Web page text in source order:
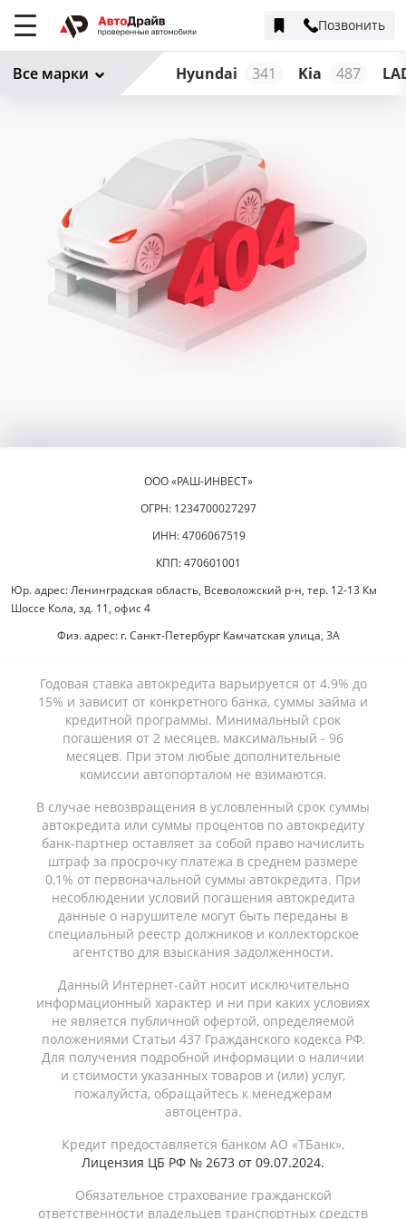
Позвонить
Hyundai 341 Kia 487
Все марки
ООО «РАШ-ИНВЕСТ»
ОГРН: 1234700027297
ИНН: 4706067519
КПП: 470601001
Юр. адрес: Ленинградская область, Всеволожский р-н, тер. 12-13 Км
Шоссе Кола, зд. 11, офис 4
Физ. адрес: г. Санкт-Петербург Камчатская улица, 3А
Годовая ставка автокредита варьируется от 4.9% до
15% и зависит от конкретного банка, суммы займа и
кредитной программы. Минимальный срок
погашения от 2 месяцев, максимальный - 96
месяцев. При этом любые дополнительные
комиссии автопорталом не взимаются.
В случае невозвращения в условленный срок суммы
автокредита или суммы процентов по автокредиту
банк-партнер оставляет за собой право начислить
штраф за просрочку платежа в среднем размере
0,1% от первоначальной суммы автокредита. При
несоблюдении условий погашения автокредита
данные о нарушителе могут быть переданы в
специальный реестр должников и коллекторское
агентство для взыскания задолженности.
Данный Интернет-сайт носит исключительно
информационный характер и ни при каких условиях
не является публичной офертой, определяемой
положениями Статьи 437 Гражданского кодекса РФ.
Для получения подробной информации о наличии
и стоимости указанных товаров и (или) услуг,
пожалуйста, обращайтесь к менеджерам
автоцентра.
Кредит предоставляется банком АО «ТБанк».
Лицензия ЦБ РФ № 2673 от 09.07.2024.
Обязательное страхование гражданской
ответственности владельцев транспортных средств